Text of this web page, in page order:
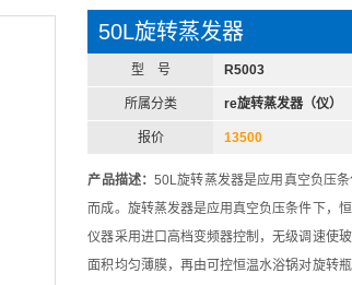
50L旋转蒸发器
型 号 R5003
所属分类 re旋转蒸发器（仪）
报价 13500
产品描述：50L旋转蒸发器是应用真空负压
而成。旋转蒸发器是应用真空负压条件下，
仪器采用进口高档变频器控制，无级调速使
面积均匀薄膜，再由可控恒温水浴锅对旋转